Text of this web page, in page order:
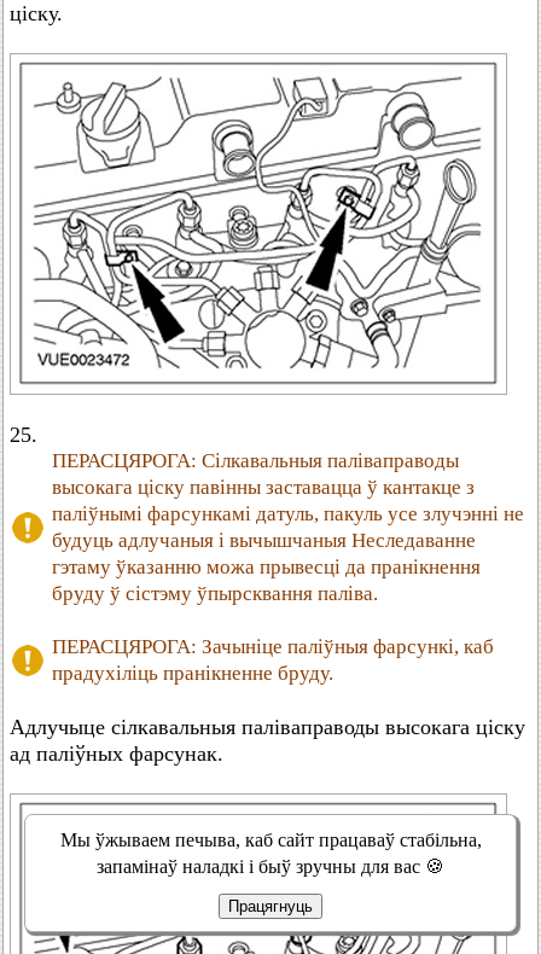
ціску.
25.
ПЕРАСЦЯРОГА: Сілкавальныя паліваправоды
высокага ціску павінны заставацца ў кантакце з
паліўнымі фарсункамі датуль, пакуль усе злучэнні не
будуць адлучаныя і вычышчаныя Неследаванне
гэтаму ўказанню можа прывесці да пранікнення
бруду ў сістэму ўпырсквання паліва.
ПЕРАСЦЯРОГА: Зачыніце паліўныя фарсункі, каб
прадухіліць пранікненне бруду.
Адлучыце сілкавальныя паліваправоды высокага ціску
ад паліўных фарсунак.
Мы ўжываем печыва, каб сайт працаваў стабільна,
запамінаў наладкі і быў зручны для вас 🍪
Працягнуць